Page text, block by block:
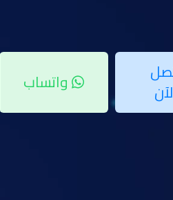
واتساب
مختلف القطاعات؟
أصبحت جزءًا أساسيًا من أنظمة الأمان
يزيد من مستويات الأمان والراحة.